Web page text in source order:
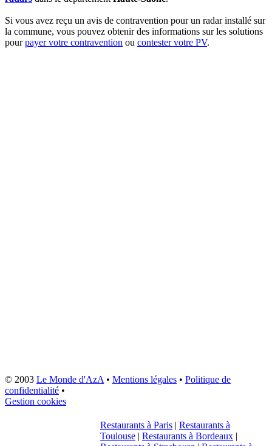
Si vous avez reçu un avis de contravention pour un radar installé sur
la commune, vous pouvez obtenir des informations sur les solutions
pourpayer votre contravention ou contester votre PV.
© 2003 Le Monde d'AzA• Mentions légales • Politique de
confidentialité •
Gestion cookies
Restaurants à Paris | Restaurants à
Toulouse | Restaurants à Bordeaux |